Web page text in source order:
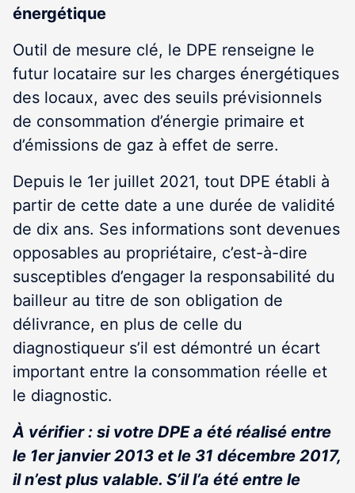
énergétique
Outil de mesure clé, le DPE renseigne le
futur locataire sur les charges énergétiques
des locaux, avec des seuils prévisionnels
de consommation d’énergie primaire et
d’émissions de gaz à effet de serre.
Depuis le 1er juillet 2021, tout DPE établi à
partir de cette date a une durée de validité
de dix ans. Ses informations sont devenues
opposables au propriétaire, c’est-à-dire
susceptibles d’engager la responsabilité du
bailleur au titre de son obligation de
délivrance, en plus de celle du
diagnostiqueur s’il est démontré un écart
important entre la consommation réelle et
le diagnostic.
À vérifier : si votre DPE a été réalisé entre
le 1erjanvier 2013 et le 31 décembre 2017,
il n’est plus valable. S’il l’a été entre le